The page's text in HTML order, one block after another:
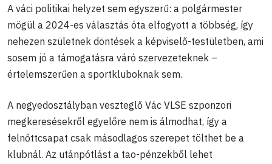
A váci politikai helyzet sem egyszerű: a polgármester
mögül a 2024-es választás óta elfogyott a többség, így
nehezen születnek döntések a képviselő-testületben, ami
sosem jó a támogatásra váró szervezeteknek –
értelemszerűen a sportkluboknak sem.
A negyedosztályban veszteglő Vác VLSE szponzori
megkeresésekről egyelőre nem is álmodhat, így a
felnőttcsapat csak másodlagos szerepet tölthet be a
klubnál. Az utánpótlást a tao-pénzekből lehet